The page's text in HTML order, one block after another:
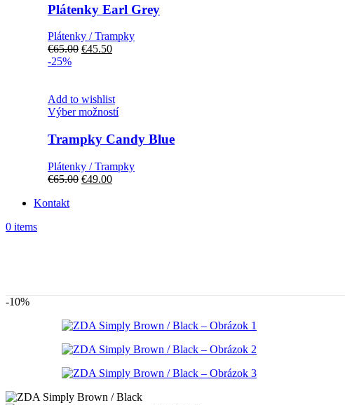
má
viacero
variantov.
Možnosti
stránke
produktu.
Plátenky Earl Grey
Plátenky / Trampky
€65.00 Pôvodná
€45.50Aktuálna
-25%
Add to wishlist
Výber možnostíTento
má
viacero
variantov.
Možnosti
Trampky Candy Blue
Plátenky / Trampky
€65.00 Pôvodná
€49.00Aktuálna
Kontakt
0 items
-10%